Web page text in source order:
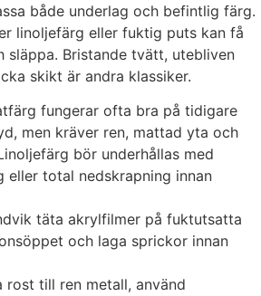
både underlag och befintlig färg.
linoljefärg eller fuktig puts kan få
släppa. Bristande tvätt, utebliven
skikt är andra klassiker.
fungerar ofta bra på tidigare
men kräver ren, mattad yta och
bör underhållas med
eller total nedskrapning innan
täta akrylfilmer på fuktutsatta
och laga sprickor innan
rost till ren metall, använd